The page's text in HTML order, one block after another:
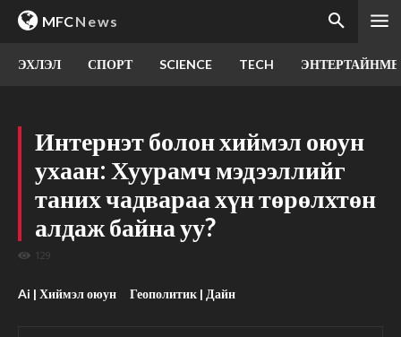
MFCNews
ЭХЛЭЛ СПОРТ SCIENCE TECH
Интернэт болон хиймэл оюун
ухаан: Хуурамч мэдээллийг
таних чадвараа хүн төрөлхтөн
алдаж байна уу?
129
Ai | Хиймэл оюун Геополитик | Дайн